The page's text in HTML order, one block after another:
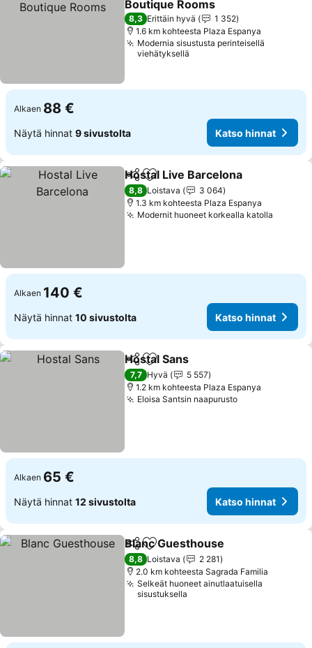
Boutique Rooms
Katso hinnat
8,3 Erittäin hyvä
1 352
1.6 km kohteesta Plaza Espanya
Modernia sisustusta perinteisellä
viehätyksellä
Alkaen 88 €
Näytä hinnat 9 sivustolta Katso hinnat
Jaa Lisää suosikkeihin
Hostal Live Barcelona
8,8 Loistava
3 064
1.3 km kohteesta Plaza Espanya
Modernit huoneet korkealla katolla
Alkaen 140 €
Näytä hinnat 10 sivustolta Katso hinnat
Jaa Lisää suosikkeihin
Hostal Sans
7,7 Hyvä
5 557
1.2 km kohteesta Plaza Espanya
Eloisa Santsin naapurustoKatso hinnat
Alkaen 65 €
Näytä hinnat 12 sivustolta Katso hinnat
Jaa Lisää suosikkeihin
Blanc Guesthouse
8,8 Loistava
2 281
2.0 km kohteesta Sagrada Familia
Selkeät huoneet ainutlaatuisella
sisustuksella